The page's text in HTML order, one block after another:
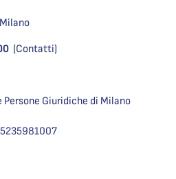
(Contatti)
Giuridiche di Milano